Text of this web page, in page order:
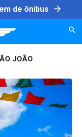
de ônibus arrow_forward
JOÃO